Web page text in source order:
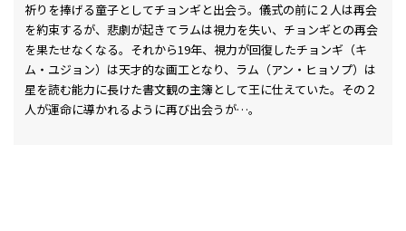
祈りを捧げる童子としてチョンギと出会う。儀式の前に２人は再会
を約束するが、悲劇が起きてラムは視力を失い、チョンギとの再会
を果たせなくなる。それから19年、視力が回復したチョンギ（キ
ム・ユジョン）は天才的な画工となり、ラム（アン・ヒョソプ）は
星を読む能力に長けた書文観の主簿として王に仕えていた。その２
人が運命に導かれるように再び出会うが…。